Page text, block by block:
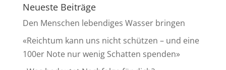
Neueste Beiträge
Den Menschen lebendiges Wasser bringen
«Reichtum kann uns nicht schützen – und eine
100er Note nur wenig Schatten spenden»